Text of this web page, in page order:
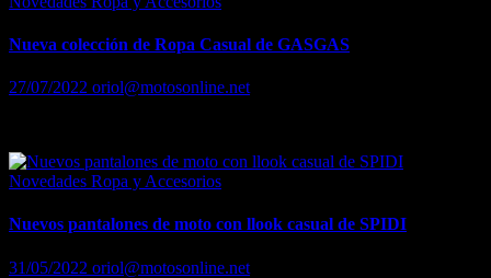
Nueva colección de Ropa Casual de GASGAS
27/07/2022 oriol@motosonline.net
Novedades Ropa y Accesorios
Nuevos pantalones de moto con llook casual de SPIDI
31/05/2022 oriol@motosonline.net